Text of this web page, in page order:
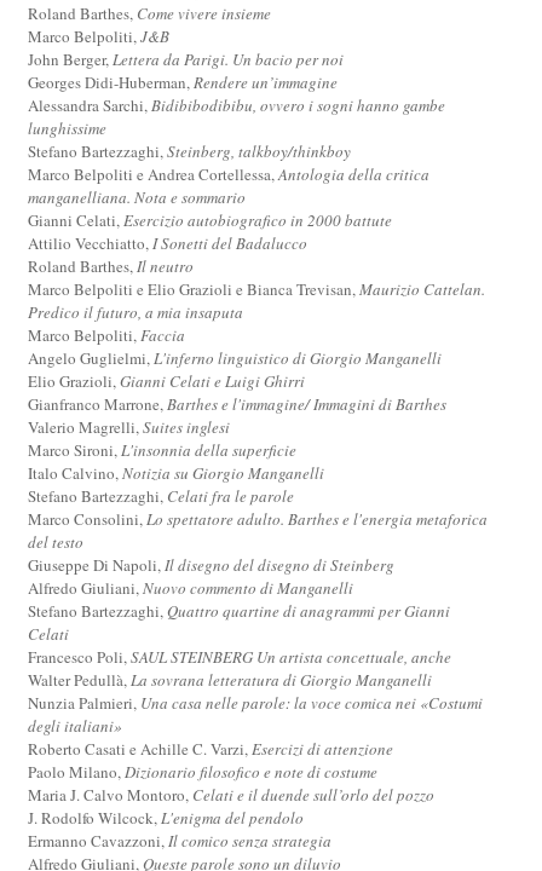
Roland Barthes, Come vivere insieme
Marco Belpoliti,J&B
John Berger,Lettera da Parigi. Un bacio per noi
Georges Didi-Huberman,Rendere un’immagine
Alessandra Sarchi,Bidibibodibibu, ovvero i sogni hanno gambe
lunghissime
Stefano Bartezzaghi,Steinberg, talkboy/thinkboy
Marco Belpoliti e Andrea Cortellessa,Antologia della critica
manganelliana. Nota e sommario
Gianni Celati,Esercizio autobiografico in 2000 battute
Attilio Vecchiatto,I Sonetti del Badalucco
Roland Barthes,Il neutro
Marco Belpoliti e Elio Grazioli e Bianca Trevisan,Maurizio Cattelan.
Predico il futuro, a mia insaputa
Marco Belpoliti,Faccia
Angelo Guglielmi,L'inferno linguistico di Giorgio Manganelli
Elio Grazioli,Gianni Celati e Luigi Ghirri
Gianfranco Marrone,Barthes e l'immagine/ Immagini di Barthes
Valerio Magrelli,Suites inglesi
Marco Sironi,L'insonnia della superficie
Italo Calvino,Notizia su Giorgio Manganelli
Stefano Bartezzaghi, Celati fra le parole
Marco Consolini,Lo spettatore adulto. Barthes e l'energia metaforica
del testo
Giuseppe Di Napoli,Il disegno del disegno di Steinberg
Alfredo Giuliani,Nuovo commento di Manganelli
Stefano Bartezzaghi,Quattro quartine di anagrammi per Gianni
Celati
Francesco Poli,SAUL STEINBERG Un artista concettuale, anche
Walter Pedullà,La sovrana letteratura di Giorgio Manganelli
Nunzia Palmieri, Una casa nelle parole: la voce comica nei «Costumi
degli italiani»
Roberto Casati e Achille C. Varzi,Esercizi di attenzione
Paolo Milano,Dizionario filosofico e note di costume
Maria J. Calvo Montoro, Celati e il duende sull’orlo del pozzo
J. Rodolfo Wilcock,L'enigma del pendolo
Ermanno Cavazzoni,Il comico senza strategia
Alfredo Giuliani,Queste parole sono un diluvio